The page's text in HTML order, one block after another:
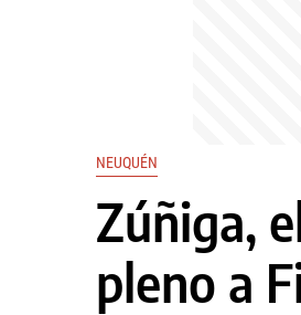
NEUQUÉN
Zúñiga,
pleno a